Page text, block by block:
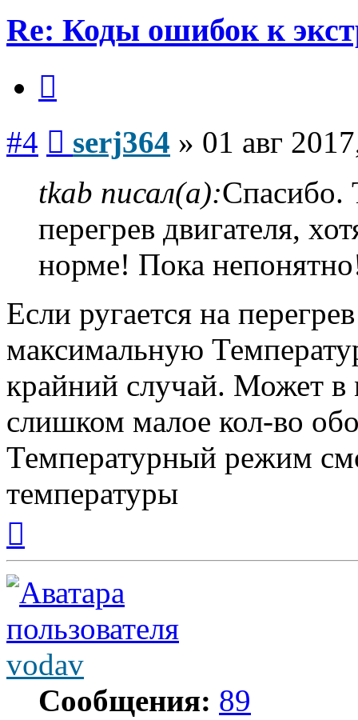
Re: Коды ошибок к
#4 serj364 » 01 авг
tkab писал(а):Спасибо.
перегрев двигателя,
норме! Пока
Если ругается на
максимальную
крайний случай. Может в
слишком малое кол-во
Температурный режим
температуры
началу
vodav
Сообщения: 89